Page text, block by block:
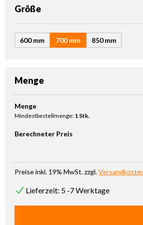
Größe
600 mm 700 mm 850 mm
Menge
Produkt Anzahl: Gib den gewünschten
Menge
Mindestbestellmenge: 1 Stk.
Berechneter Preis
Preise inkl. 19% MwSt. zzgl.
Lieferzeit: 5 -7 Werktage